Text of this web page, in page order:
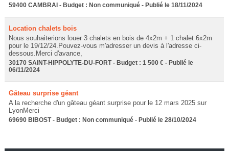
59400 CAMBRAI - Budget : Non communiqué - Publié le 18/11/2024
Location chalets bois
Nous souhaiterions louer 3 chalets en bois de 4x2m + 1 chalet 6x2m
pour le 19/12/24.Pouvez-vous m'adresser un devis à l'adresse ci-
dessous.Merci d'avance,
30170 SAINT-HIPPOLYTE-DU-FORT - Budget : 1 500 € - Publié le
06/11/2024
Gâteau surprise géant
A la recherche d'un gâteau géant surprise pour le 12 mars 2025 sur
LyonMerci
69690 BIBOST - Budget : Non communiqué - Publié le 28/10/2024